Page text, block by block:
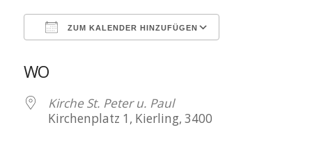
ZUM KALENDER HINZUFÜGEN
WO
Kirche St. Peter u. Paul
Kirchenplatz 1, Kierling, 3400